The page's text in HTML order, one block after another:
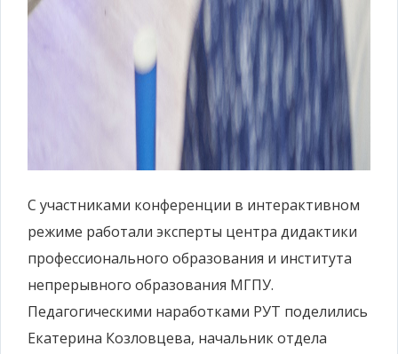
С участниками конференции в интерактивном
режиме работали эксперты центра дидактики
профессионального образования и института
непрерывного образования МГПУ.
Педагогическими наработками РУТ поделились
Екатерина Козловцева, начальник отдела